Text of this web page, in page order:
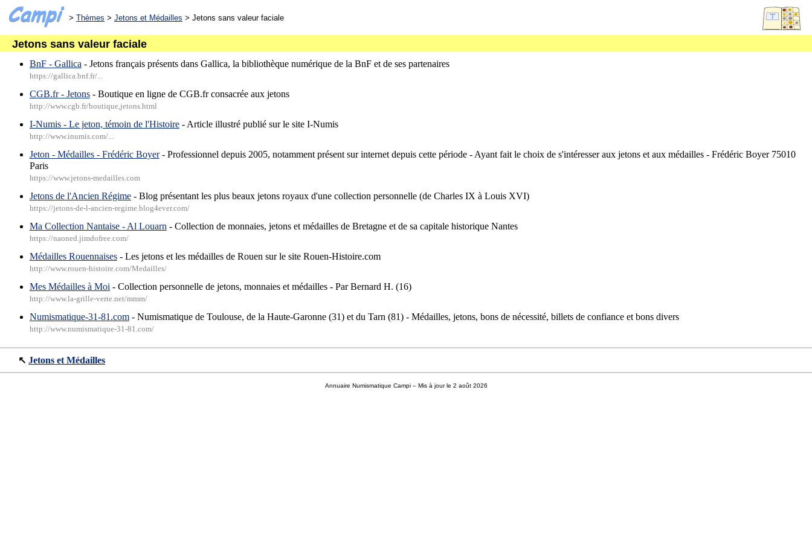
> Thèmes > Jetons et Médailles > Jetons sans valeur faciale
Jetons sans valeur faciale
BnF - Gallica - Jetons français présents dans Gallica, la bibliothèque numérique de la BnF et de ses partenaires
https://gallica.bnf.fr/...
CGB.fr - Jetons- Boutique en ligne de CGB.fr consacrée aux jetons
http://www.cgb.fr/boutique,jetons.html
I-Numis - Le jeton, témoin de l'Histoire- Article illustré publié sur le site I-Numis
http://www.inumis.com/...
Jeton - Médailles - Frédéric Boyer- Professionnel depuis 2005, notamment présent sur internet depuis cette période - Ayant fait le choix de s'intéresser aux jetons et aux médailles - Frédéric Boyer 75010
Paris
https://www.jetons-medailles.com
Jetons de l'Ancien Régime- Blog présentant les plus beaux jetons royaux d'une collection personnelle (de Charles IX à Louis XVI)
https://jetons-de-l-ancien-regime.blog4ever.com/
Ma Collection Nantaise - Al Louarn - Collection de monnaies, jetons et médailles de Bretagne et de sa capitale historique Nantes
https://naoned.jimdofree.com/
Médailles Rouennaises- Les jetons et les médailles de Rouen sur le site Rouen-Histoire.com
http://www.rouen-histoire.com/Medailles/
Mes Médailles à Moi - Collection personnelle de jetons, monnaies et médailles - Par Bernard H. (16)
http://www.la-grille-verte.net/mmm/
Numismatique-31-81.com- Numismatique de Toulouse, de la Haute-Garonne (31) et du Tarn (81) - Médailles, jetons, bons de nécessité, billets de confiance et bons divers
http://www.numismatique-31-81.com/
↖ Jetons et Médailles
Annuaire Numismatique Campi– Mis à jour le 2 août 2026